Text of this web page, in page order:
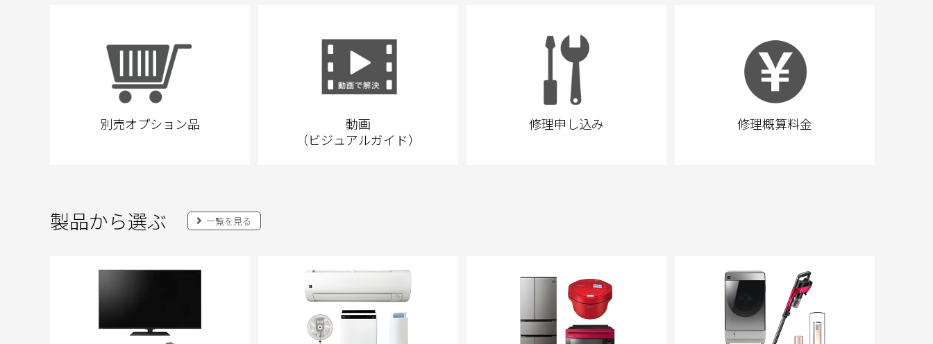
別売オプション品
動画
（ビジュアルガイド）
修理申し込み 修理概算料金
製品から選ぶ 一覧を見る